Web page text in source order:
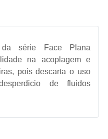
série Face Plana
na acoplagem e
pois descarta o uso
de fluidos